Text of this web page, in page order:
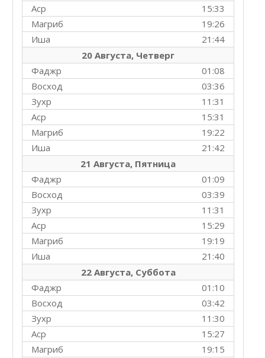
15:33
Аср
19:26
Магриб
21:44
Иша
20 Августа, Четверг
01:08
Фаджр
03:36
Восход
11:31
Зухр
15:31
Аср
19:22
Магриб
21:42
Иша
21 Августа, Пятница
01:09
Фаджр
03:39
Восход
11:31
Зухр
15:29
Аср
19:19
Магриб
21:40
Иша
22 Августа, Суббота
01:10
Фаджр
03:42
Восход
11:30
Зухр
15:27
Аср
19:15
Магриб